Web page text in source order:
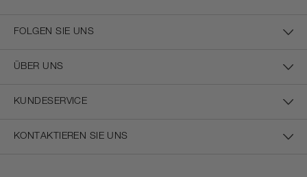
FOLGEN SIE UNS
ÜBER UNS
KUNDESERVICE
KONTAKTIEREN SIE UNS